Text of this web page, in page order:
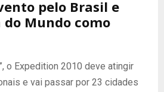
pelo Brasil e
do Mundo como
o Expedition 2010 deve atingir
e vai passar por 23 cidades